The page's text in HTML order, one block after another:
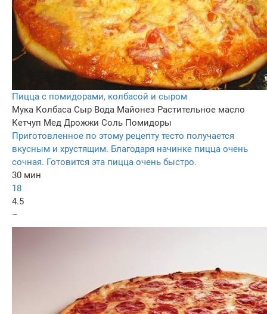
Пицца с помидорами, колбасой и сыром
Мука Колбаса Сыр Вода Майонез Растительное масло
Кетчуп Мед Дрожжи Соль Помидоры
Приготовленное по этому рецепту тесто получается
вкусным и хрустящим. Благодаря начинке пицца очень
сочная. Готовится эта пицца очень быстро.
30 мин
18
4.5
–